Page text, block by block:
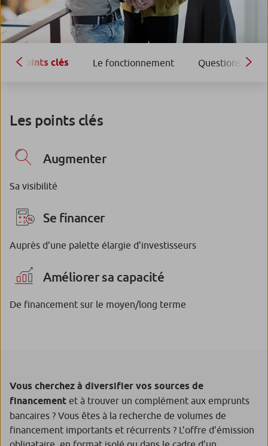
Points clés Le fonctionnement Questions
Les points clés
Augmenter
Sa visibilité
Se financer
Auprès d’une palette élargie d’investisseurs
Améliorer sa capacité
De financement sur le moyen/long terme
Vous cherchez à diversifier vos sources de
financement et à trouver un complément aux emprunts
bancaires ? Vous êtes à la recherche de volumes de
financement importants et récurrents ? L’offre d’émission